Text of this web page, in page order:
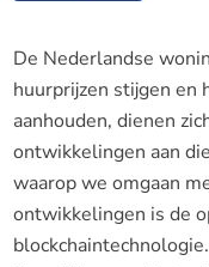
De Nederlandse
huurprijzen stijgen en
aanhouden, dienen
ontwikkelingen aan
waarop we omgaan
ontwikkelingen is de